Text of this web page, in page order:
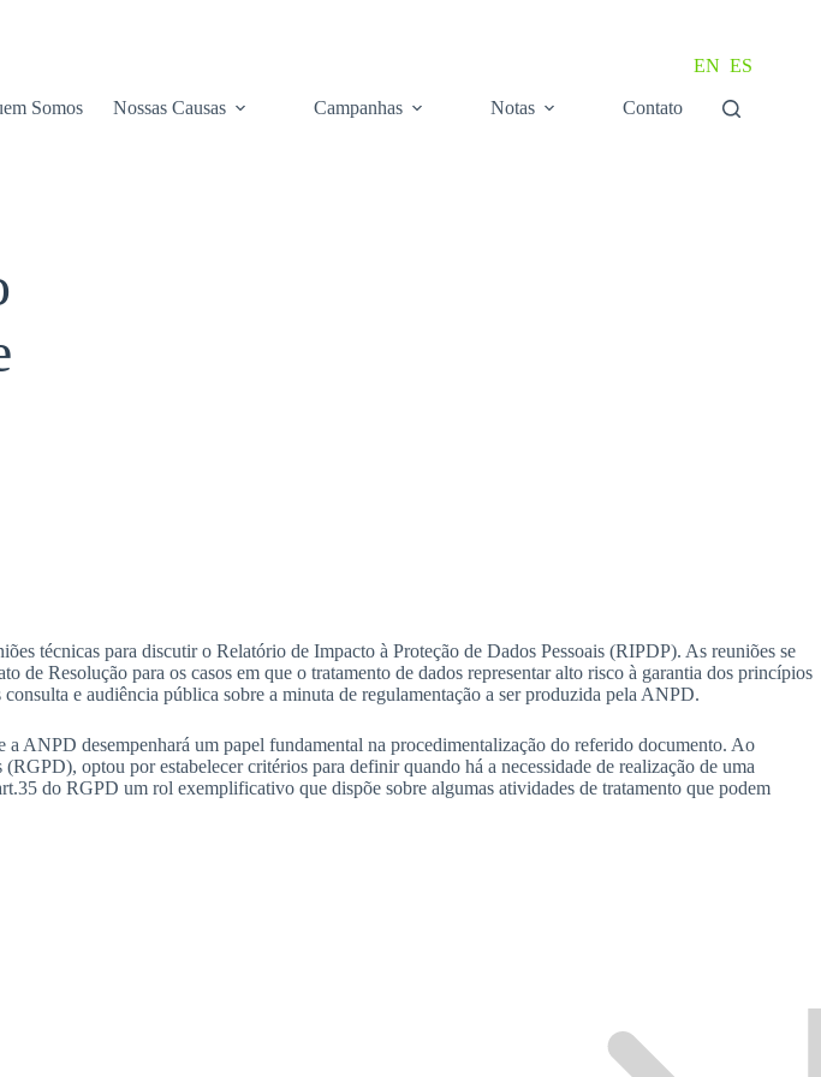
EN ES
Somos Nossas Causas Campanhas Notas Contato
técnicas para discutir o Relatório de Impacto à Proteção de Dados Pessoais (RIPDP). As reuniões se
Resolução para os casos em que o tratamento de dados representar alto risco à garantia dos princípios
e audiência pública sobre a minuta de regulamentação a ser produzida pela ANPD.
ANPD desempenhará um papel fundamental na procedimentalização do referido documento. Ao
optou por estabelecer critérios para definir quando há a necessidade de realização de uma
do RGPD um rol exemplificativo que dispõe sobre algumas atividades de tratamento que podem